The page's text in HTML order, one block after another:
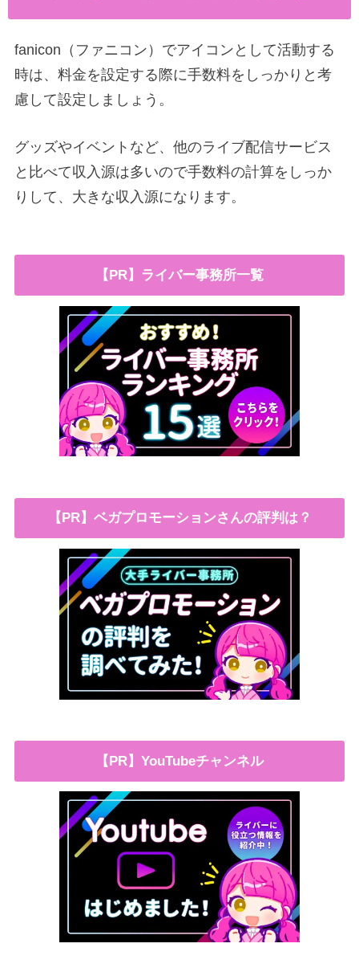
fanicon（ファニコン）でアイコンとして活動する
時は、料金を設定する際に手数料をしっかりと考
慮して設定しましょう。
グッズやイベントなど、他のライブ配信サービス
と比べて収入源は多いので手数料の計算をしっか
りして、大きな収入源になります。
【PR】ライバー事務所一覧
【PR】ベガプロモーションさんの評判は？
【PR】YouTubeチャンネル